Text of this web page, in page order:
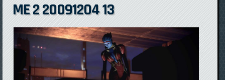
ME 2 20091204 13